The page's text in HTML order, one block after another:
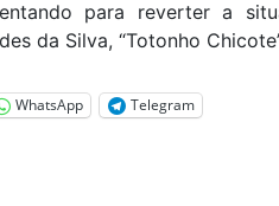
para reverter a
da Silva, “Totonho
WhatsApp Telegram